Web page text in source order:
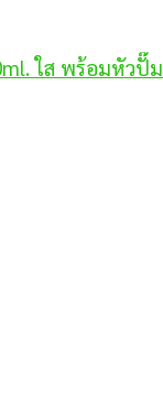
ใส พร้อมหัวปั๊ม